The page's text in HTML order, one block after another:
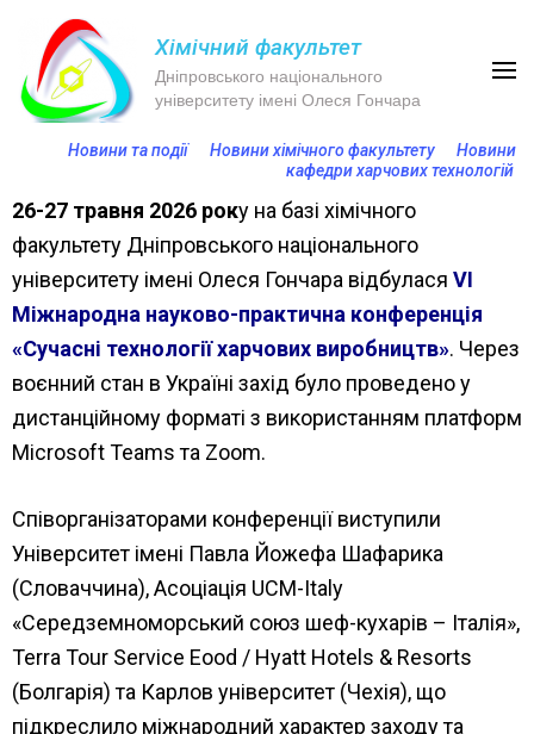
Хімічний факультет
Дніпровського національного
університету імені Олеся Гончара
Новини та події Новини хімічного факультету
Новини
кафедри харчових технологій
26-27 травня 2026 року на базі хімічного
факультету Дніпровського національного
університету імені Олеся Гончара відбулася VІ
Міжнародна науково-практична конференція
«Сучасні технології харчових виробництв». Через
воєнний стан в Україні захід було проведено у
дистанційному форматі з використанням платформ
Microsoft Teams та Zoom.
Співорганізаторами конференції виступили
Університет імені Павла Йожефа Шафарика
(Словаччина), Асоціація UCM-Italy
«Середземноморський союз шеф-кухарів – Італія»,
Terra Tour Service Eood / Hyatt Hotels & Resorts
(Болгарія) та Карлов університет (Чехія), що
підкреслило міжнародний характер заходу та